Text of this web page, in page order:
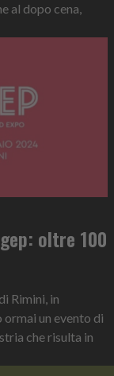
al dopo cena,
oltre 100
Rimini, in
un evento di
che risulta in